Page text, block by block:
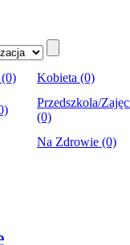
Kobieta (0)
Przedszkola/
(0)
Na Zdrowie (0)